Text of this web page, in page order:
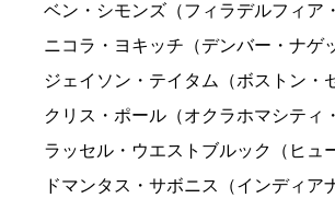
ベン・シモンズ（フィラデルフィア
ニコラ・ヨキッチ（デンバー・ナゲ
ジェイソン・テイタム（ボストン・
クリス・ポール（オクラホマシティ
ラッセル・ウエストブルック（ヒュ
ドマンタス・サボニス（インディア